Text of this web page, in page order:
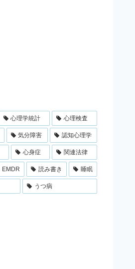
心理学統計 心理検査
気分障害 認知心理学
心身症 関連法律
EMDR 読み書き 睡眠
うつ病